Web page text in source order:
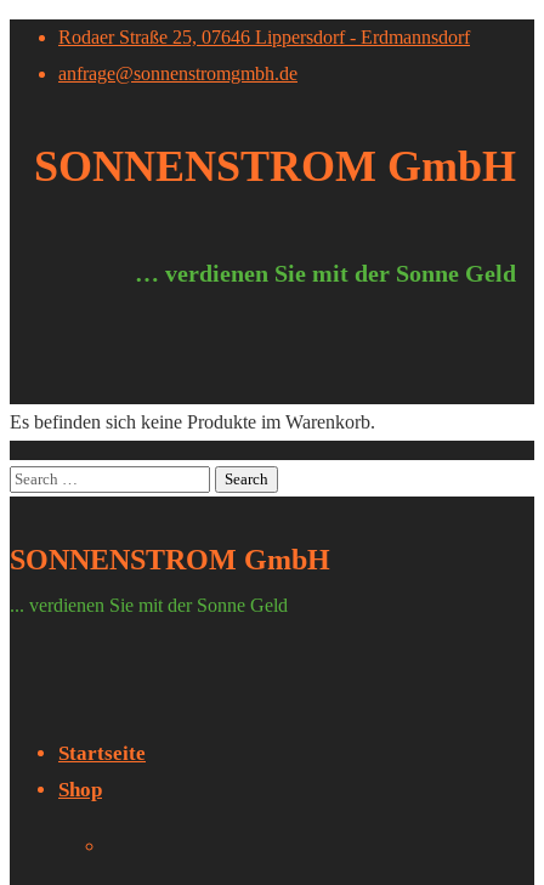
Rodaer Straße 25, 07646 Lippersdorf - Erdmannsdorf
anfrage@sonnenstromgmbh.de
SONNENSTROM GmbH
… verdienen Sie mit der Sonne Geld
Es befinden sich keine Produkte im Warenkorb.
SONNENSTROM GmbH
... verdienen Sie mit der Sonne Geld
Startseite
Shop